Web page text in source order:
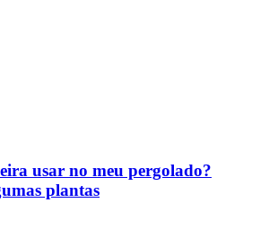
usar no meu pergolado?
plantas